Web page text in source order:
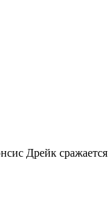
Дрейк сражается